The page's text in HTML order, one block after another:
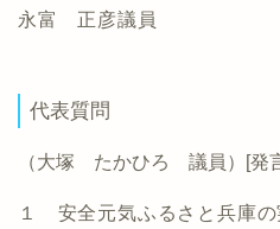
永富 正彦議員
代表質問
（大塚 たかひろ 議員）[発
１ 安全元気ふるさと兵庫の